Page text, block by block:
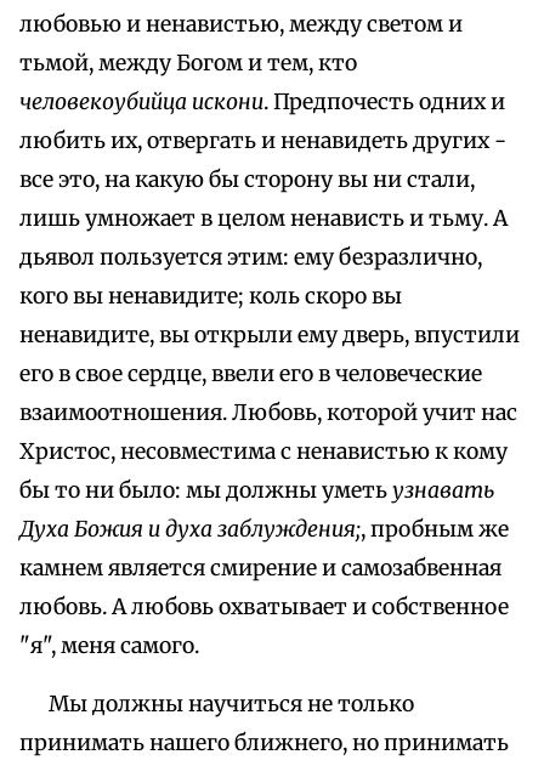
любовью и ненавистью, между светом и
тьмой, между Богом и тем, кто
человекоубийца искони. Предпочесть одних и
любить их, отвергать и ненавидеть других -
все это, на какую бы сторону вы ни стали,
лишь умножает в целом ненависть и тьму. А
дьявол пользуется этим: ему безразлично,
кого вы ненавидите; коль скоро вы
ненавидите, вы открыли ему дверь, впустили
его в свое сердце, ввели его в человеческие
взаимоотношения. Любовь, которой учит нас
Христос, несовместима с ненавистью к кому
бы то ни было: мы должны уметьузнавать
Духа Божия и духа заблуждения;, пробным же
камнем является смирение и самозабвенная
любовь. А любовь охватывает и собственное
"я", меня самого.
Мы должны научиться не только
принимать нашего ближнего, но принимать